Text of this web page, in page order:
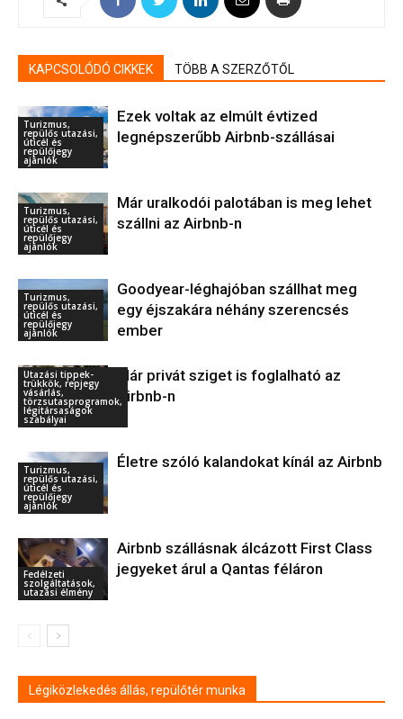
KAPCSOLÓDÓ CIKKEK TÖBB A SZERZŐTŐL
Turizmus,
repülős utazási,
úticél és
repülőjegy
ajánlók
Ezek voltak az elmúlt évtized
legnépszerűbb Airbnb-szállásai
Turizmus,
repülős utazási,
úticél és
repülőjegy
ajánlók
Már uralkodói palotában is meg lehet
szállni az Airbnb-n
Turizmus,
repülős utazási,
úticél és
repülőjegy
ajánlók
Goodyear-léghajóban szállhat meg
egy éjszakára néhány szerencsés
ember
Utazási tippek-
trükkök, repjegy
vásárlás,
törzsutasprogramok,
légitársaságok
szabályai
Már privát sziget is foglalható az
Airbnb-n
Turizmus,
repülős utazási,
úticél és
repülőjegy
ajánlók
Életre szóló kalandokat kínál az Airbnb
Fedélzeti
szolgáltatások,
utazási élmény
Airbnb szállásnak álcázott First Class
jegyeket árul a Qantas féláron
Légiközlekedés állás, repülőtér munka